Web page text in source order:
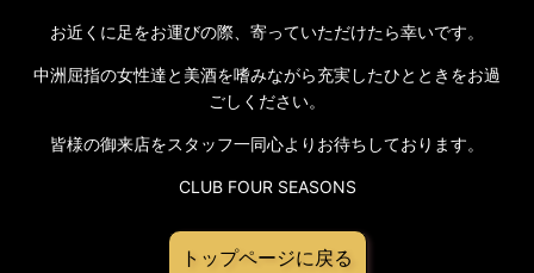
お近くに足をお運びの際、寄っていただけたら幸いです。
中洲屈指の女性達と美酒を嗜みながら充実したひとときをお過
ごしください。
皆様の御来店をスタッフ一同心よりお待ちしております。
CLUB FOUR SEASONS
トップページに戻る